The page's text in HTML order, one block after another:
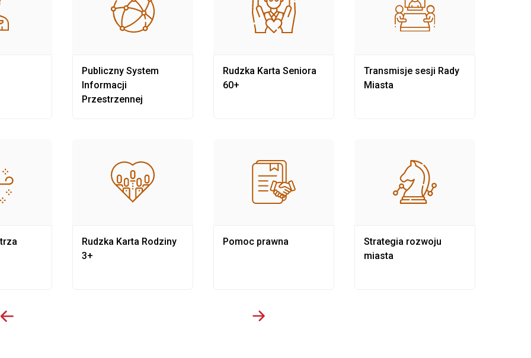
Publiczny System
Informacji
Przestrzennej
Rudzka Karta Rodziny
3+
Rudzka Karta Seniora
60+
Pomoc prawna
Transmisje sesji Rady
Miasta
Strategia rozwoju
miasta